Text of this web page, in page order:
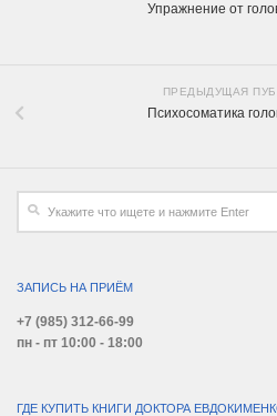
Упражнение от
ПРЕДЫДУЩАЯ
Психосоматика
ЗАПИСЬ НА ПРИЁМ
+7 (985) 312-66-99
пн - пт 10:00 - 18:00
ГДЕ КУПИТЬ КНИГИ ДОКТОРА